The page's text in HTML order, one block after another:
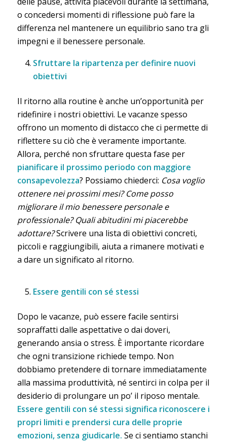
o concedersi momenti di riflessione può fare la
differenza nel mantenere un equilibrio sano tra gli
impegni e il benessere personale.
Sfruttare la ripartenza per definire nuovi
obiettivi
Il ritorno alla routine è anche un’opportunità per
ridefinire i nostri obiettivi. Le vacanze spesso
offrono un momento di distacco che ci permette di
riflettere su ciò che è veramente importante.
Allora, perché non sfruttare questa fase per
pianificare il prossimo periodo con maggiore
consapevolezza? Possiamo chiederci: Cosa voglio
ottenere nei prossimi mesi? Come posso
migliorare il mio benessere personale e
professionale? Quali abitudini mi piacerebbe
adottare?Scrivere una lista di obiettivi concreti,
piccoli e raggiungibili, aiuta a rimanere motivati e
a dare un significato al ritorno.
Essere gentili con sé stessi
Dopo le vacanze, può essere facile sentirsi
sopraffatti dalle aspettative o dai doveri,
generando ansia o stress. È importante ricordare
che ogni transizione richiede tempo. Non
dobbiamo pretendere di tornare immediatamente
alla massima produttività, né sentirci in colpa per il
desiderio di prolungare un po’ il riposo mentale.
Essere gentili con sé stessi significa riconoscere i
propri limiti e prendersi cura delle proprie
emozioni, senza giudicarle. Se ci sentiamo stanchi